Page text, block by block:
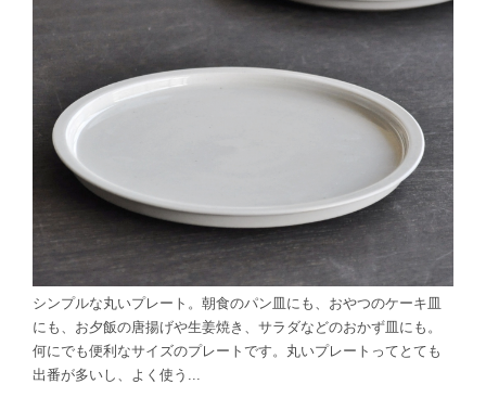
シンプルな丸いプレート。朝食のパン皿にも、おやつのケーキ皿
にも、お夕飯の唐揚げや生姜焼き、サラダなどのおかず皿にも。
何にでも便利なサイズのプレートです。丸いプレートってとても
出番が多いし、よく使う...